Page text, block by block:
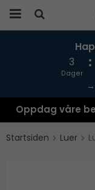
3
Dager
→
Oppdag våre
Startsiden Luer